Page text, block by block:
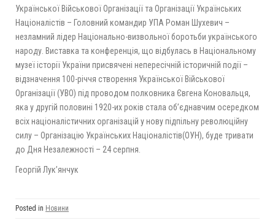
Української Військової Організації та Організації Українських
Націоналістів – Головний командир УПА Роман Шухевич –
незламний лідер Національно-визвольної боротьби українського
народу. Виставка та конференція, що відбулась в Національному
музеї історії України присвячені непересічній історичній події –
відзначення 100-річчя створення Української Військової
Організації (УВО) під проводом полковника Євгена Коновальця,
яка у другій половині 1920-их років стала об’єднавчим осередком
всіх націоналістичних організацій у нову підпільну революційну
силу – Організацію Українських Націоналістів(ОУН), буде тривати
до Дня Незалежності – 24 серпня.
Георгій Лук’янчук
Posted in Новини